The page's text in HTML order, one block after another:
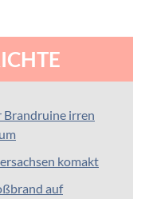
Brandruine irren
komakt
auf